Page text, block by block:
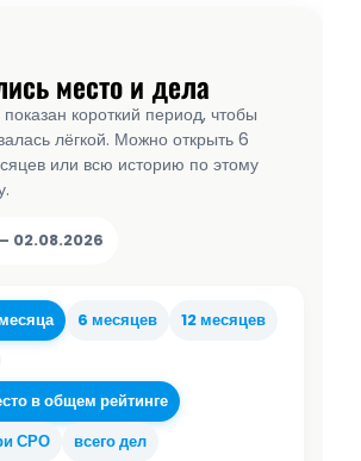
место и дела
короткий период, чтобы
лёгкой. Можно открыть 6
или всю историю по этому
02.08.2026
6 месяцев
12 месяцев
в общем рейтинге
СРО
всего дел